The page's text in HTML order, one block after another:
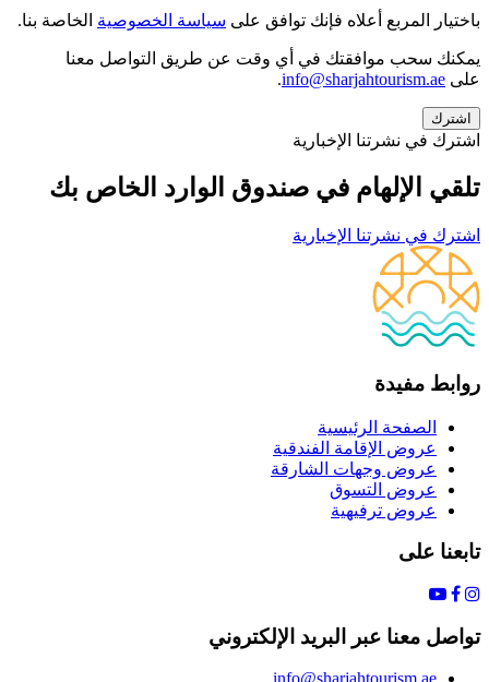
باختيار المربع أعلاه فإنك توافق على سياسة الخصوصية الخاصة بنا.
يمكنك سحب موافقتك في أي وقت عن طريق التواصل معنا
على info@sharjahtourism.ae
.
اشترك في نشرتنا الإخبارية
تلقي الإلهام في صندوق الوارد الخاص بك
اشترك في نشرتنا الإخبارية
روابط مفيدة
الصفحة الرئيسية
عروض الإقامة الفندقية
عروض وجهات الشارقة
عروض التسوق
عروض ترفيهية
تابعنا على
تواصل معنا عبر البريد الإلكتروني